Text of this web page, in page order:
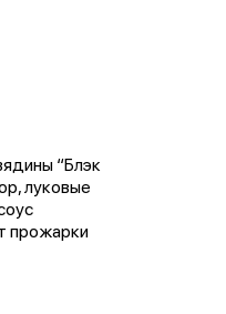
“Блэк
луковые
прожарки